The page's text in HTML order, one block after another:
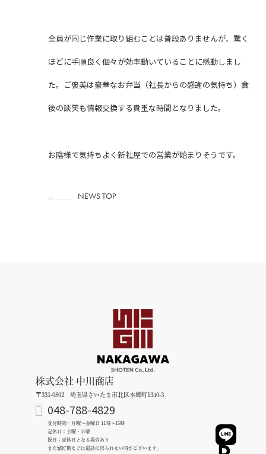
全員が同じ作業に取り組むことは普段ありませんが、驚く
ほどに手順良く個々が効率動いていることに感動しまし
た。ご褒美は豪華なお弁当（社長からの感謝の気持ち）食
後の談笑も情報交換する貴重な時間となりました。
お陰様で気持ちよく新社屋での営業が始まりそうです。
NEWS TOP
株式会社 中川商店
〒331-0802 埼玉県さいたま市北区本郷町1340-3
048-788-4829
受付時間：月曜～金曜日 11時～15時
定休日：土曜・日曜
祝日：定休日となる場合あり
また繁忙期などは電話に出られない時がございます。